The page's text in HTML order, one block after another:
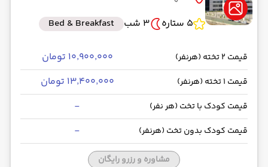
5 ستاره
3 شب Bed & Breakfast
قیمت 2 تخته (هرنفر) ۱۰٬۹۰۰٬۰۰۰ تومان
قیمت 1 تخته (هرنفر) ۱۳٬۴۰۰٬۰۰۰ تومان
قیمت کودک با تخت (هر نفر) -
قیمت کودک بدون تخت (هرنفر) -
مشاوره و رزرو رایگان